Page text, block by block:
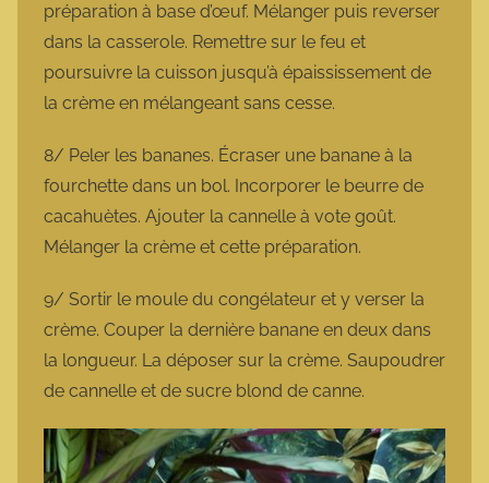
préparation à base d’œuf. Mélanger puis reverser
dans la casserole. Remettre sur le feu et
poursuivre la cuisson jusqu’à épaississement de
la crème en mélangeant sans cesse.
8/ Peler les bananes. Écraser une banane à la
fourchette dans un bol. Incorporer le beurre de
cacahuètes. Ajouter la cannelle à vote goût.
Mélanger la crème et cette préparation.
9/ Sortir le moule du congélateur et y verser la
crème. Couper la dernière banane en deux dans
la longueur. La déposer sur la crème. Saupoudrer
de cannelle et de sucre blond de canne.